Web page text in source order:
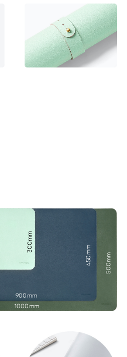
900mm
1000mm
300mm
450mm 500mm